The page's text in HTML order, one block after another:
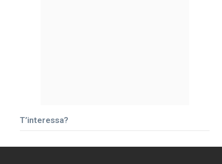
T’interessa?